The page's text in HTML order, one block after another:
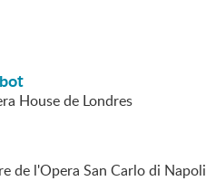
House de Londres
de l'Opera San Carlo di Napoli